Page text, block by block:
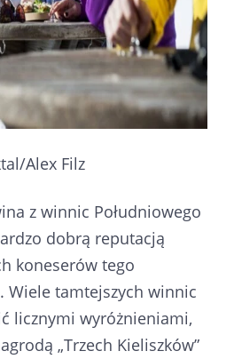
Alex Filz
z winnic Południowego
dobrą reputacją
koneserów tego
Wiele tamtejszych winnic
licznymi wyróżnieniami,
„Trzech Kieliszków”